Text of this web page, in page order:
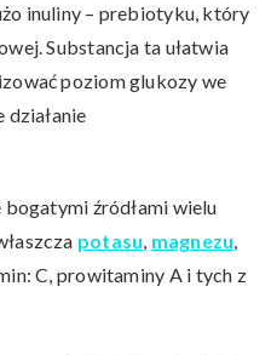
inuliny – prebiotyku, który
Substancja ta ułatwia
poziom glukozy we
działanie
źródłami wielu
potasu, magnezu,
C, prowitaminy A i tych z